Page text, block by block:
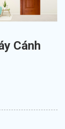
Cánh